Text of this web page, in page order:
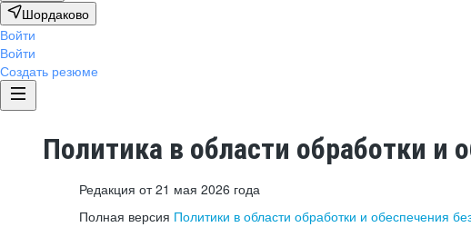
Шордаково
Войти
Войти
Создать резюме
Политика в области обработки и
Редакция от 21 мая 2026 года
Полная версия Политики в области обработки и обеспечения